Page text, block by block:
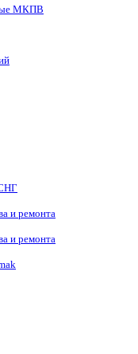
МКПВ
и ремонта
и ремонта